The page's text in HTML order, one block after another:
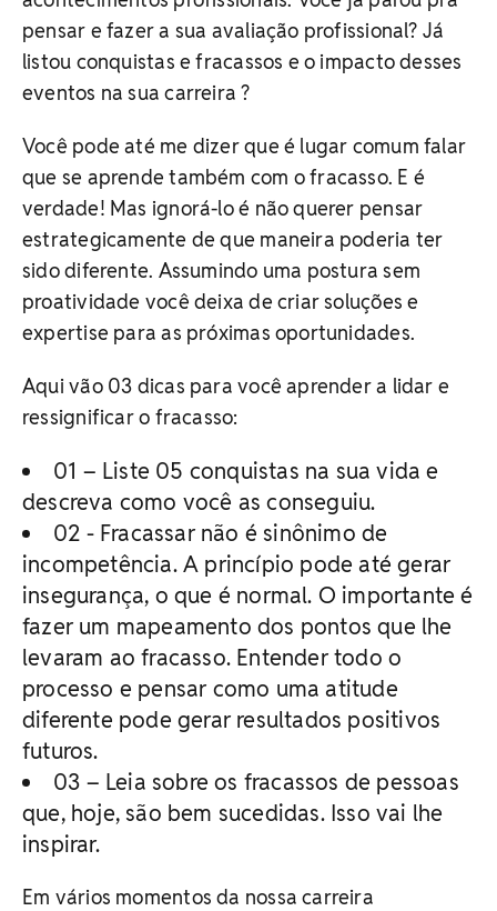
pensar e fazer a sua avaliação profissional? Já
listou conquistas e fracassos e o impacto desses
eventos na sua carreira ?
Você pode até me dizer que é lugar comum falar
que se aprende também com o fracasso. E é
verdade! Mas ignorá-lo é não querer pensar
estrategicamente de que maneira poderia ter
sido diferente. Assumindo uma postura sem
proatividade você deixa de criar soluções e
expertise para as próximas oportunidades.
Aqui vão 03 dicas para você aprender a lidar e
ressignificar o fracasso:
01 – Liste 05 conquistas na sua vida e
descreva como você as conseguiu.
02 - Fracassar não é sinônimo de
incompetência. A princípio pode até gerar
insegurança, o que é normal. O importante é
fazer um mapeamento dos pontos que lhe
levaram ao fracasso. Entender todo o
processo e pensar como uma atitude
diferente pode gerar resultados positivos
futuros.
03 – Leia sobre os fracassos de pessoas
que, hoje, são bem sucedidas. Isso vai lhe
inspirar.
Em vários momentos da nossa carreira